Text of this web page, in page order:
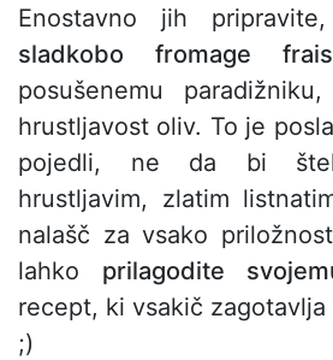
Enostavno jih
sladkobo fromage frais
posušenemu
hrustljavost oliv. To je
pojedli, ne da bi
hrustljavim, zlatim
nalašč za vsako
lahko prilagodite
recept, ki vsakič
;)